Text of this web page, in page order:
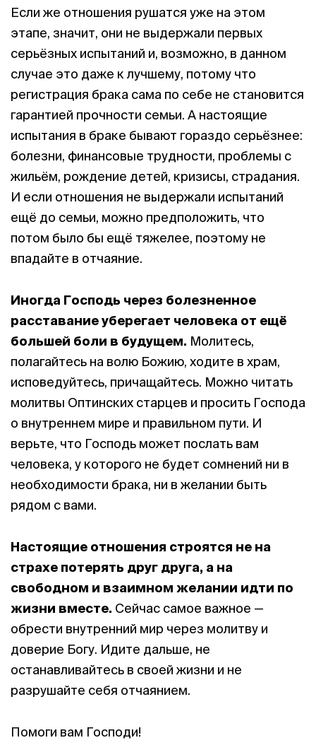
Если же отношения рушатся уже на этом
этапе, значит, они не выдержали первых
серьёзных испытаний и, возможно, в данном
случае это даже к лучшему, потому что
регистрация брака сама по себе не становится
гарантией прочности семьи. А настоящие
испытания в браке бывают гораздо серьёзнее:
болезни, финансовые трудности, проблемы с
жильём, рождение детей, кризисы, страдания.
И если отношения не выдержали испытаний
ещё до семьи, можно предположить, что
потом было бы ещё тяжелее, поэтому не
впадайте в отчаяние.
Иногда Господь через болезненное
расставание уберегает человека от ещё
большей боли в будущем. Молитесь,
полагайтесь на волю Божию, ходите в храм,
исповедуйтесь, причащайтесь. Можно читать
молитвы Оптинских старцев и просить Господа
о внутреннем мире и правильном пути. И
верьте, что Господь может послать вам
человека, у которого не будет сомнений ни в
необходимости брака, ни в желании быть
рядом с вами.
Настоящие отношения строятся не на
страхе потерять друг друга, а на
свободном и взаимном желании идти по
жизни вместе. Сейчас самое важное —
обрести внутренний мир через молитву и
доверие Богу. Идите дальше, не
останавливайтесь в своей жизни и не
разрушайте себя отчаянием.
Помоги вам Господи!